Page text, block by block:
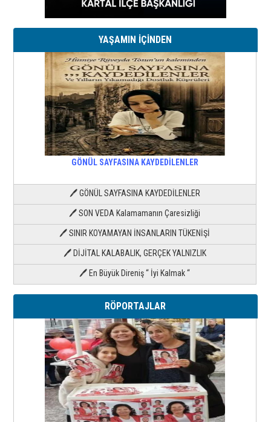
YAŞAMIN İÇİNDEN
GÖNÜL SAYFASINA KAYDEDİLENLER
🖊 GÖNÜL SAYFASINA KAYDEDİLENLER
🖊 SON VEDA Kalamamanın Çaresizliği
🖊 SINIR KOYAMAYAN İNSANLARIN TÜKENİŞİ
🖊 DİJİTAL KALABALIK, GERÇEK YALNIZLIK
🖊 En Büyük Direniş “ İyi Kalmak “
RÖPORTAJLAR